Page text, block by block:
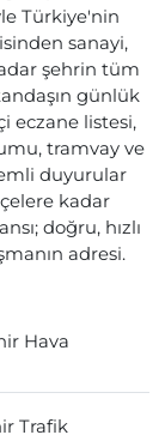
Türkiye'nin
sanayi,
şehrin tüm
günlük
eczane listesi,
tramvay ve
duyurular
kadar
doğru, hızlı
adresi.
Hava
Trafik